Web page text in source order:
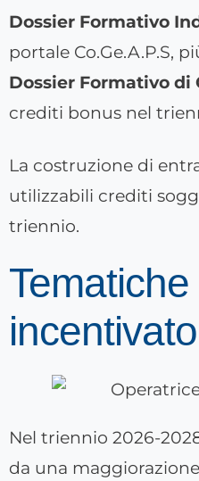
Dossier Formativo
portale Co.Ge.A.P.S,
Dossier Formativo di
crediti bonus nel
La costruzione di
utilizzabili crediti
triennio.
Nel triennio 2026-
da una